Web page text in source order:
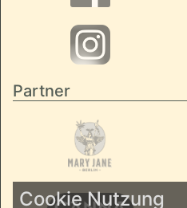
Partner
Cookie Nutzung